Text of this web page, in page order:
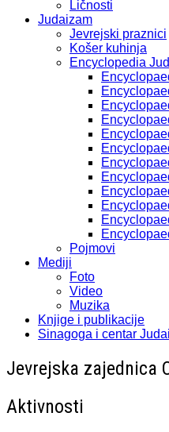
Ličnosti
Judaizam
Jevrejski praznici
Košer kuhinja
Encyclopedia
Pojmovi
Mediji
Foto
Video
Muzika
Knjige i publikacije
Sinagoga i centar
Jevrejska zajednica
Aktivnosti